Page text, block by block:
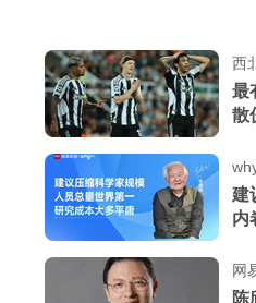
西
最
散
建
内
网
陈